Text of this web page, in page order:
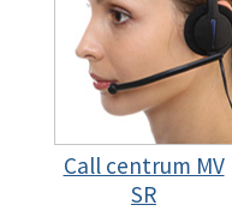
Call centrum MV
SR